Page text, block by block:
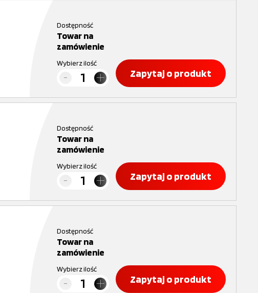
Dostępność
Towar na
zamówienie
Wybierz ilość
Zapytaj o produkt
Dostępność
Towar na
zamówienie
Wybierz ilość
Zapytaj o produkt
Dostępność
Towar na
zamówienie
Wybierz ilość
Zapytaj o produkt